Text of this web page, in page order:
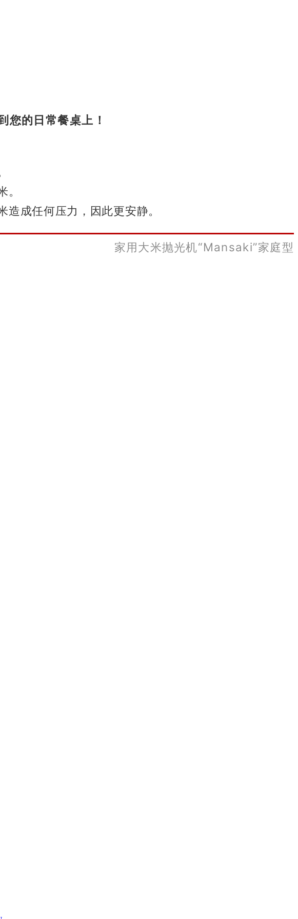
您的日常餐桌上！
成任何压力，因此更安静。
家用大米抛光机“Mansaki”家庭型